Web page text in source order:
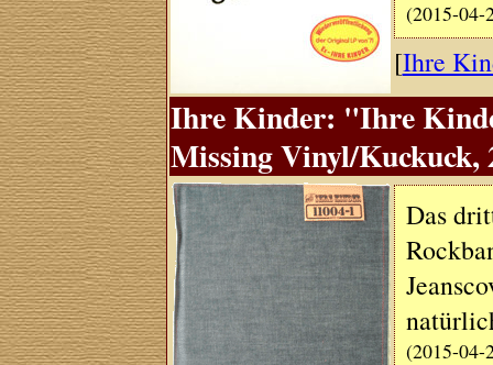
(2015-04-
[Ihre
Ihre Kinder: "Ihre
Missing Vinyl/Kuckuck,
Das
(2015-04-